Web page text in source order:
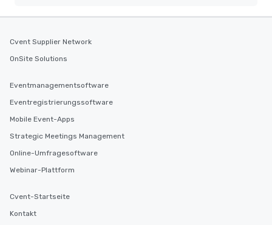
Cvent Supplier Network
OnSite Solutions
Eventmanagementsoftware
Eventregistrierungssoftware
Mobile Event-Apps
Strategic Meetings Management
Online-Umfragesoftware
Webinar-Plattform
Cvent-Startseite
Kontakt